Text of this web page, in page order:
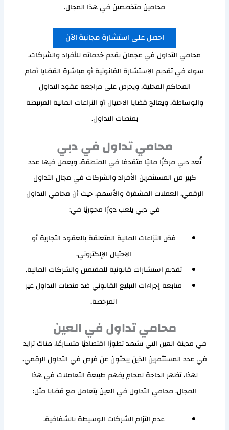
محامين متخصصين في هذا المجال.
احصل على استشارة مجانية الآن
محامي التداول في عجمان يقدم خدماته للأفراد والشركات،
سواء في تقديم الاستشارة القانونية أو مباشرة القضايا أمام
المحاكم المحلية، ويحرص على مراجعة عقود التداول
والوساطة، ويعالج قضايا الاحتيال أو النزاعات المالية المرتبطة
بمنصات التداول.
محامي تداول في دبي
تُعد دبي مركزًا ماليًا متقدمًا في المنطقة، ويعمل فيها عدد
كبير من المستثمرين الأفراد والشركات في مجال التداول
الرقمي، العملات المشفرة والأسهم، حيث أن محامي التداول
في دبي يلعب دورًا محوريًا في:
فض النزاعات المالية المتعلقة بالعقود التجارية أو
الاحتيال الإلكتروني.
تقديم استشارات قانونية للمقيمين والشركات المالية.
متابعة إجراءات التبليغ القانوني ضد منصات التداول غير
المرخصة.
محامي تداول في العين
في مدينة العين التي تشهد تطورًا اقتصاديًا متسارعًا، هناك تزايد
في عدد المستثمرين الذين يبحثون عن فرص في التداول الرقمي.
لهذا، تظهر الحاجة لمحامٍ يفهم طبيعة التعاملات في هذا
المجال، محامي التداول في العين يتعامل مع قضايا مثل:
عدم التزام الشركات الوسيطة بالشفافية.